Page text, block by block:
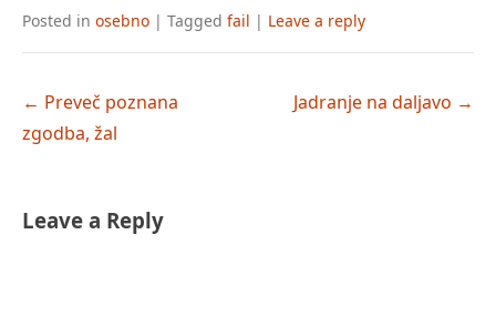
Posted in osebno | Tagged fail | Leave a reply
Post
navigation
← Preveč poznana
zgodba, žal
Jadranje na daljavo →
Leave a Reply